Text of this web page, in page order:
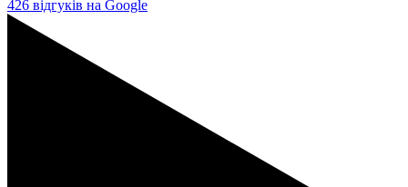
426 відгуків на Google